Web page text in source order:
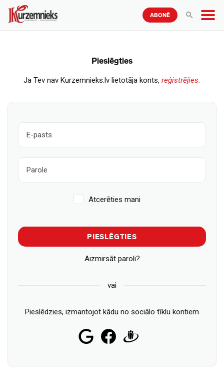
ABONĒ
Pieslēgties
Ja Tev nav Kurzemnieks.lv lietotāja konts, reģistrējies.
Atcerēties mani
PIESLĒGTIES
Aizmirsāt paroli?
vai
Pieslēdzies, izmantojot kādu no sociālo tīklu kontiem